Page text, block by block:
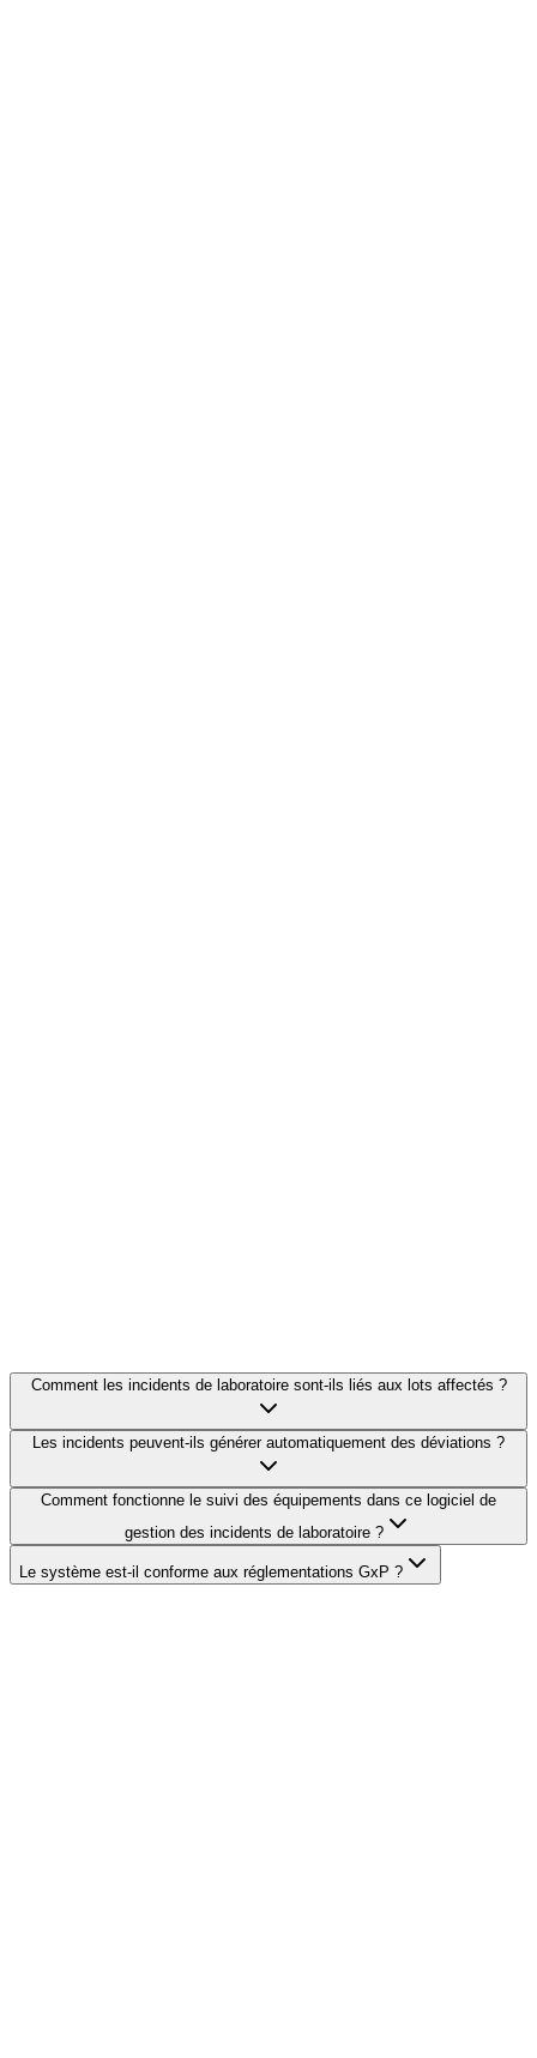
Comment les incidents de laboratoire sont-ils liés aux lots affectés ?
Les incidents peuvent-ils générer automatiquement des déviations ?
Comment fonctionne le suivi des équipements dans ce logiciel de
gestion des incidents de laboratoire ?
Le système est-il conforme aux réglementations GxP ?